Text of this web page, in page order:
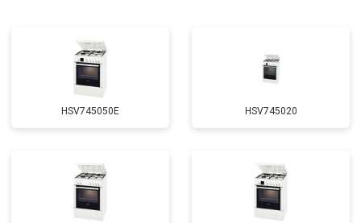
HSV745050E HSV745020